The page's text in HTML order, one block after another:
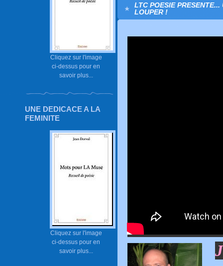
Cliquez sur l'image
ci-dessus pour en
savoir plus...
UNE DEDICACE A LA
FEMINITE
Cliquez sur l'image
ci-dessus pour en
savoir plus...
LTC POESIE
LOUPER !